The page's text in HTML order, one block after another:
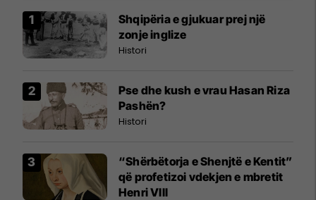
Shqipëria e gjukuar prej një
zonje inglize
Histori
Pse dhe kush e vrau Hasan Riza
Pashën?
Histori
“Shërbëtorja e Shenjtë e Kentit”
që profetizoi vdekjen e mbretit
Henri VIII